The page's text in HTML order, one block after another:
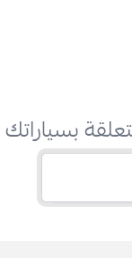
بسياراتك